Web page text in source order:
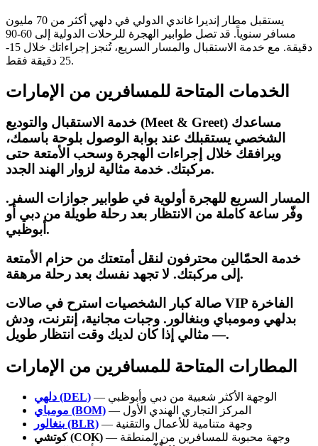
يستقبل مطار إنديرا غاندي الدولي في دلهي أكثر من 70 مليون
مسافر سنوياً. قد تصل طوابير الهجرة للرحلات الدولية إلى 60-90
دقيقة. مع خدمة الاستقبال والمسار السريع، تُنجز إجراءاتك خلال 15-
25 دقيقة فقط.
الخدمات المتاحة للمسافرين من الإمارات
خدمة الاستقبال والتوديع (Meet & Greet) مساعدك
الشخصي يستقبلك عند بوابة الوصول بلوحة باسمك،
ويرافقك خلال إجراءات الهجرة وسحب الأمتعة حتى
مركبتك. خدمة مثالية لزوار الهند الجدد.
المسار السريع للهجرة أولوية في طوابير جوازات السفر.
وفّر ساعة كاملة من الانتظار بعد رحلة طويلة من دبي أو
أبوظبي.
خدمة الحمّالين محترفون لنقل أمتعتك من حزام الأمتعة
إلى مركبتك. لا تجهد نفسك بعد رحلة مرهقة.
صالة كبار الشخصيات استرح في صالات VIP الفاخرة
بدلهي ومومباي وبنغالور. وجبات مجانية، إنترنت، ودش
— مثالي إذا كان لديك وقت انتظار طويل.
المطارات المتاحة للمسافرين من الإمارات
دلهي (DEL)
— الوجهة الأكثر شعبية من دبي وأبوظبي
مومباي (BOM)
— المركز التجاري الهندي الأول
بنغالور (BLR)
— وجهة متنامية للأعمال والتقنية
كوتشي (COK)
— وجهة محبوبة للمسافرين من المنطقة